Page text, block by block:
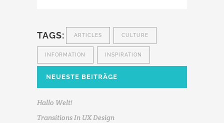
TAGS: ARTICLES CULTURE
INFORMATION INSPIRATION
NEUESTE BEITRÄGE
Hallo Welt!
Transitions In UX Design